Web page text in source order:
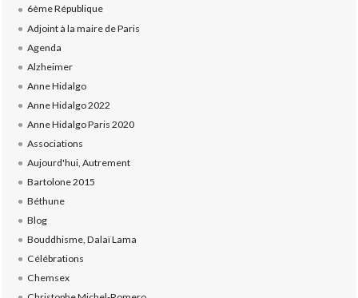
6ème République
Adjoint à la maire de Paris
Agenda
Alzheimer
Anne Hidalgo
Anne Hidalgo 2022
Anne Hidalgo Paris 2020
Associations
Aujourd'hui, Autrement
Bartolone 2015
Béthune
Blog
Bouddhisme, Dalaï Lama
Célébrations
Chemsex